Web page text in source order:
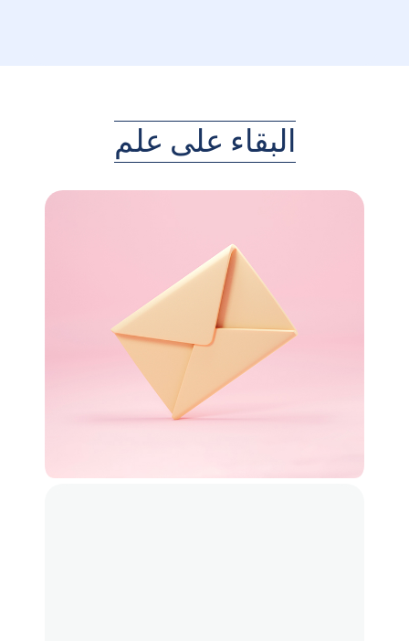
البقاء على علم